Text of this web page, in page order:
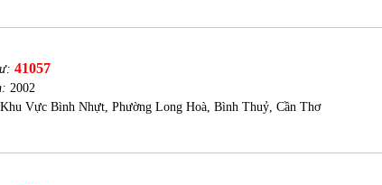
41057
2002
Khu Vực Bình Nhựt, Phường Long Hoà, Bình Thuỷ, Cần Thơ